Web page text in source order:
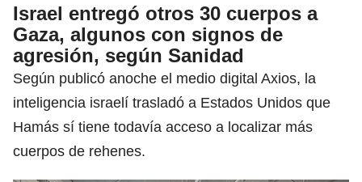
Israel entregó otros 30 cuerpos a
Gaza, algunos con signos de
agresión, según Sanidad
Según publicó anoche el medio digital Axios, la
inteligencia israelí trasladó a Estados Unidos que
Hamás sí tiene todavía acceso a localizar más
cuerpos de rehenes.